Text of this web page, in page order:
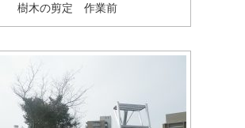
樹木の剪定 作業前